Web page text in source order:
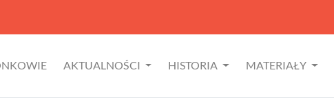
AKTUALNOŚCI HISTORIA MATERIAŁY